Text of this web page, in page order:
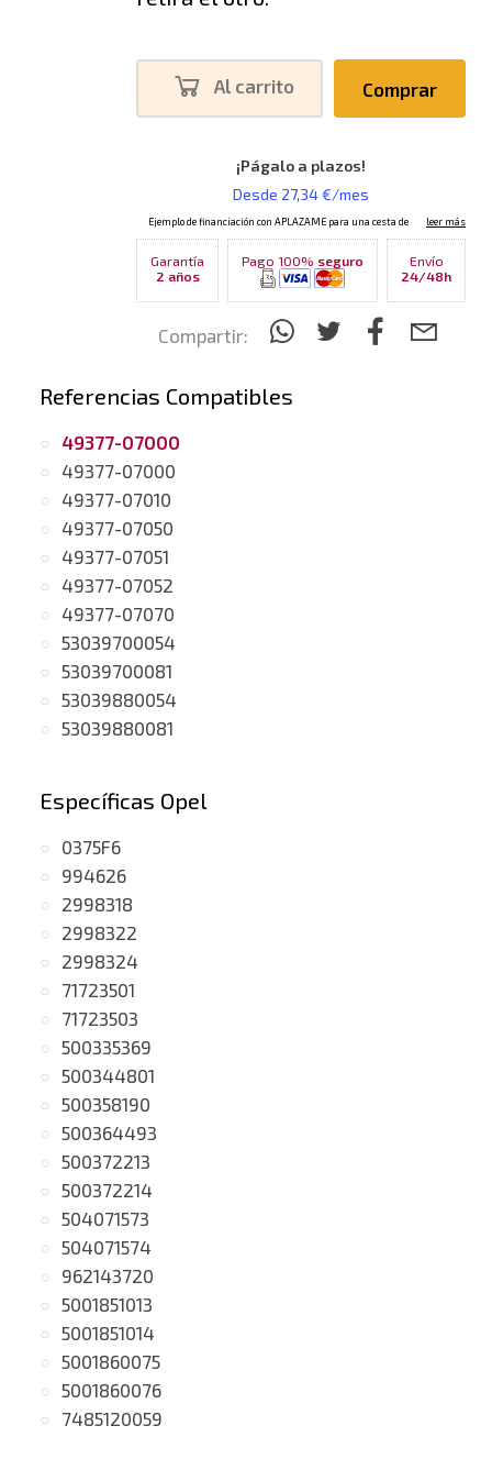
Al carrito Comprar
Garantía
2 años
Pago 100% seguro
Envío
24/48h
Compartir:
Referencias Compatibles
49377-07000
49377-07000
49377-07010
49377-07050
49377-07051
49377-07052
49377-07070
53039700054
53039700081
53039880054
53039880081
Específicas Opel
0375F6
994626
2998318
2998322
2998324
71723501
71723503
500335369
500344801
500358190
500364493
500372213
500372214
504071573
504071574
962143720
5001851013
5001851014
5001860075
5001860076
7485120059